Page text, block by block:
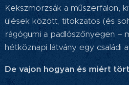
Kekszmorzsák a műszerfalon,
ülések között, titokzatos (és
rágógumi a padlószőnyegen –
hétköznapi látvány egy családi
De vajon hogyan és miért